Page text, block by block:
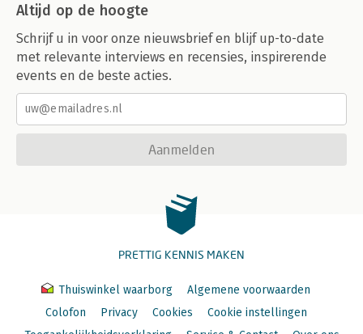
Altijd op de hoogte
Schrijf u in voor onze nieuwsbrief en blijf up-to-date
met relevante interviews en recensies, inspirerende
events en de beste acties.
Aanmelden
PRETTIG KENNIS MAKEN
Thuiswinkel waarborg
Algemene voorwaarden
Colofon
Privacy Cookies
Cookie instellingen